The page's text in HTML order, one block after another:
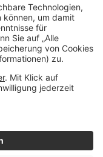
Datenschutz|